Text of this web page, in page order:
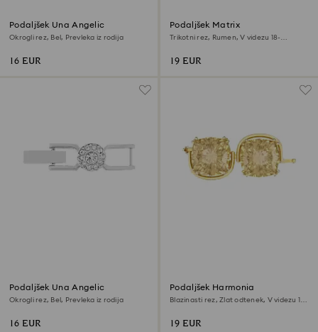
Podaljšek Una Angelic
Okrogli rez, Bel, Prevleka iz rodija
16 EUR
Podaljšek Matrix
Trikotni rez, Rumen, V videzu 18-
19 EUR
Podaljšek Una Angelic
Okrogli rez, Bel, Prevleka iz rodija
16 EUR
Podaljšek Harmonia
Blazinasti rez, Zlat odtenek, V videzu 18-
19 EUR